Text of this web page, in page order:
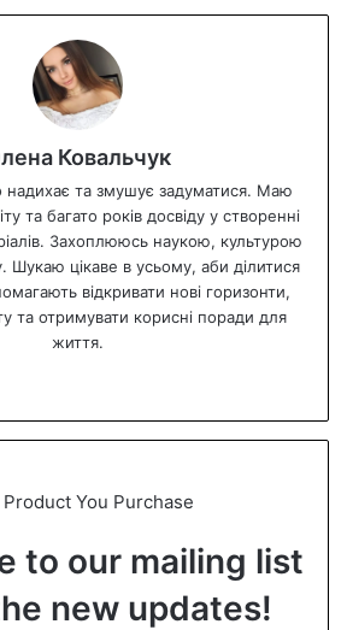
Ковальчук
та змушує задуматися. Маю
та багато років досвіду у створенні
Захоплююсь наукою, культурою
Шукаю цікаве в усьому, аби ділитися
відкривати нові горизонти,
та отримувати корисні поради для
життя.
te
You Purchase
to our mailing list
new updates!